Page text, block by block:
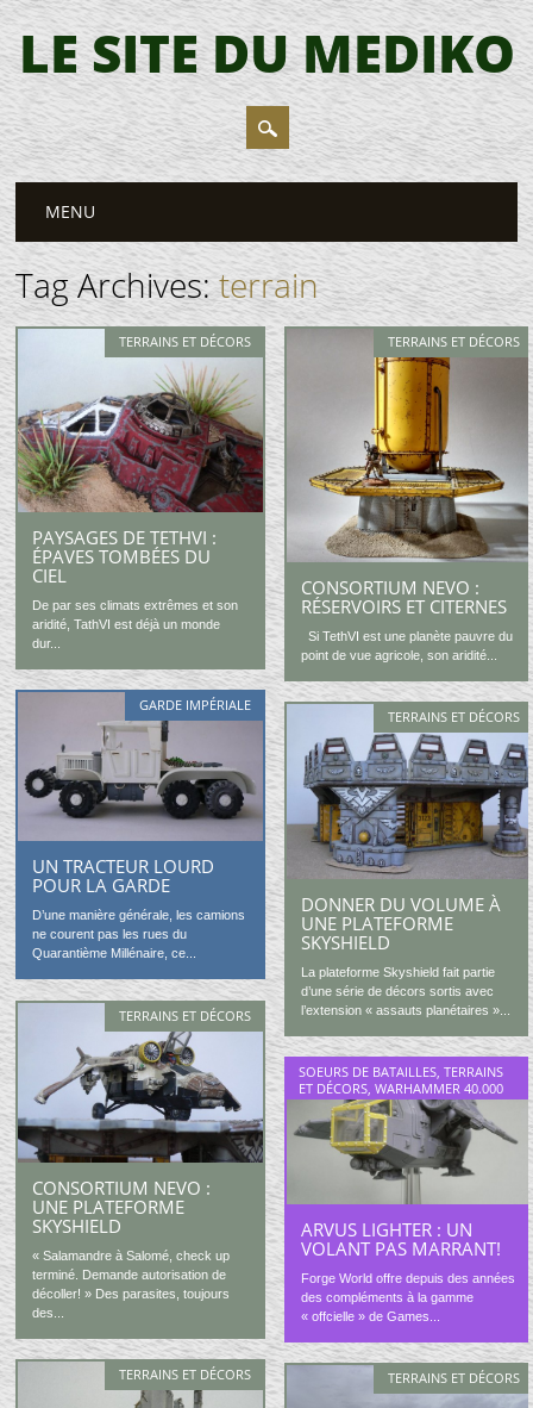
LE SITE DU MEDIKO
Main menu
to
content
MENU
Tag Archives:terrain
TERRAINS ET DÉCORS
PAYSAGES DE TETHVI :
ÉPAVES TOMBÉES DU
CIEL
De par ses climats extrêmes et son
aridité, TathVI est déjà un monde
dur...
TERRAINS ET DÉCORS
CONSORTIUM NEVO :
RÉSERVOIRS ET CITERNES
Si TethVI est une planète pauvre du
point de vue agricole, son aridité...
GARDE IMPÉRIALE
UN TRACTEUR LOURD
POUR LA GARDE
D’une manière générale, les camions
ne courent pas les rues du
Quarantième Millénaire, ce...
TERRAINS ET DÉCORS
DONNER DU VOLUME À
UNE PLATEFORME
SKYSHIELD
La plateforme Skyshield fait partie
d’une série de décors sortis avec
l’extension « assauts planétaires »...
TERRAINS ET DÉCORS
CONSORTIUM NEVO :
UNE PLATEFORME
SKYSHIELD
« Salamandre à Salomé, check up
terminé. Demande autorisation de
décoller! » Des parasites, toujours
des...
SOEURS DE BATAILLES ,TERRAINS
ET DÉCORS ,WARHAMMER 40.000
ARVUS LIGHTER : UN
VOLANT PAS MARRANT!
Forge World offre depuis des années
des compléments à la gamme
« offcielle » de Games...
TERRAINS ET DÉCORS TERRAINS ET DÉCORS